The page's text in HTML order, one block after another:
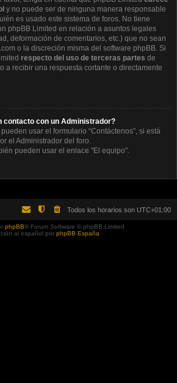
y no puede ser de ninguna manera responsable
es usado este sistema de foros. No tiene
phpBB Limited en relación a asuntos legales
deformación de comentarios, etc.) que no sean
o la discreción misma del software phpBB. Si
respecto del uso de terceras partes de
a recibir una respuesta cortante o directamente
contacto con un Administrador?
usar el formulario “Contáctenos”, si está
el Administrador del foro.
pueden usar el enlace "El equipo".
Todos los horarios son UTC+01:00
phpBB® Forum Software © phpBB Limited
al español por phpBB España